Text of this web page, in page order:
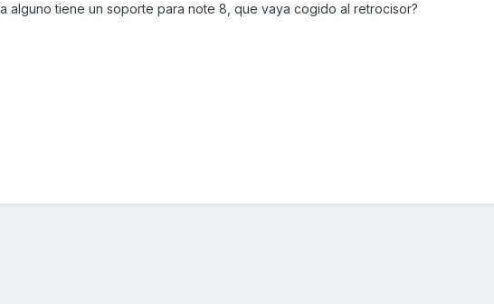
alguno tiene un soporte para note 8, que vaya cogido al retrocisor?